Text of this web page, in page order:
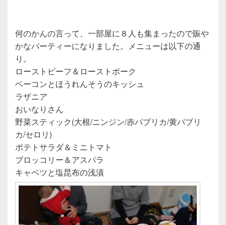
何のかんの言って、一部屋に８人も集まったので賑や
かなパーティーになりました。メニューは以下の通
り。
ローストビーフ＆ローストポーク
ベーコンとほうれんそうのキッシュ
ラザニア
おいなりさん
野菜スティック(大根/ニンジン/赤パプリカ/黄パプリ
カ/セロリ)
ポテトサラダ＆ミニトマト
ブロッコリー＆アスパラ
キャベツと塩昆布の浅漬